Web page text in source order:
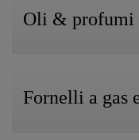
Oli & profumi
Fornelli a gas